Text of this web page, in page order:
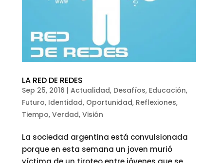
LA RED DE REDES
Sep 25, 2016 | Actualidad, Desafíos, Educación,
Futuro, Identidad, Oportunidad, Reflexiones,
Tiempo, Verdad, Visión
La sociedad argentina está convulsionada
porque en esta semana un joven murió